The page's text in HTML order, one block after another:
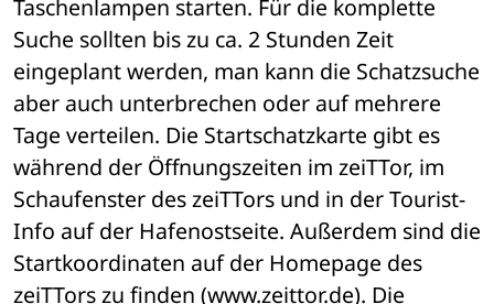
Taschenlampen starten. Für die komplette
Suche sollten bis zu ca. 2 Stunden Zeit
eingeplant werden, man kann die Schatzsuche
aber auch unterbrechen oder auf mehrere
Tage verteilen. Die Startschatzkarte gibt es
während der Öffnungszeiten im zeiTTor, im
Schaufenster des zeiTTors und in der Tourist-
Info auf der Hafenostseite. Außerdem sind die
Startkoordinaten auf der Homepage des
zeiTTors zu finden (www.zeittor.de). Die